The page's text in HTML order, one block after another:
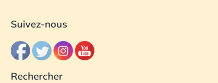
Suivez-nous
Rechercher